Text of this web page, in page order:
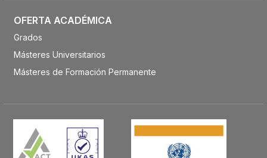
OFERTA ACADÉMICA
Grados
Másteres Universitarios
Másteres de Formación Permanente